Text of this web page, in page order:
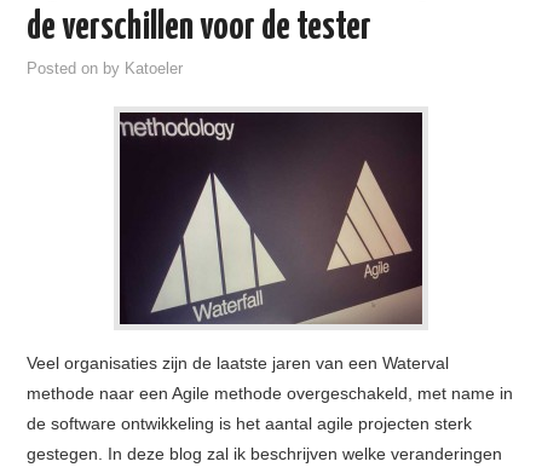
de verschillen voor de tester
Posted on by Katoeler
Veel organisaties zijn de laatste jaren van een Waterval
methode naar een Agile methode overgeschakeld, met name in
de software ontwikkeling is het aantal agile projecten sterk
gestegen. In deze blog zal ik beschrijven welke veranderingen